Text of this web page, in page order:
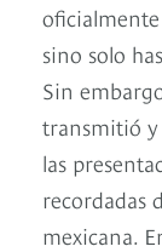
oficialmente
sino solo
Sin
transmitió y
las
recordadas
mexicana.